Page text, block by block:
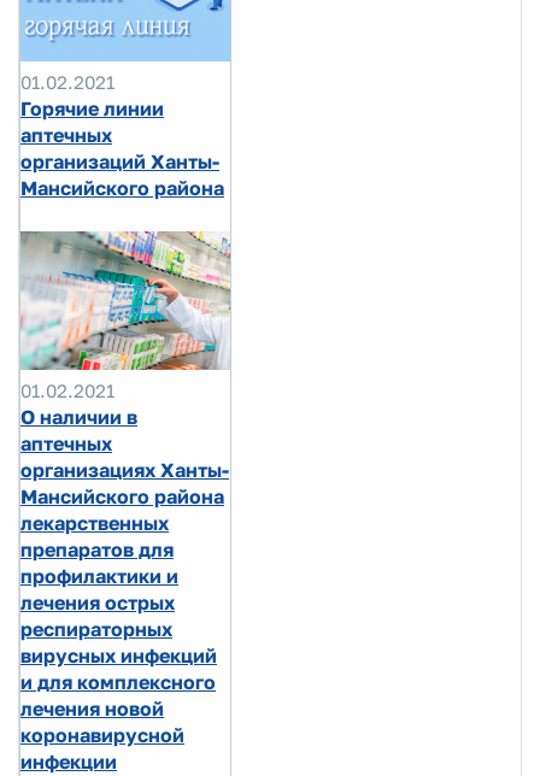
01.02.2021
Горячие линии
аптечных
организаций Ханты-
Мансийского района
01.02.2021
О наличии в
аптечных
организациях Ханты-
Мансийского района
лекарственных
препаратов для
профилактики и
лечения острых
респираторных
вирусных инфекций
и для комплексного
лечения новой
коронавирусной
инфекции